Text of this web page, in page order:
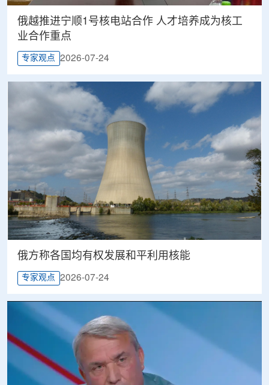
俄越推进宁顺1号核电站合作 人才培养成为核工
业合作重点
专家观点 2026-07-24
俄方称各国均有权发展和平利用核能
专家观点 2026-07-24